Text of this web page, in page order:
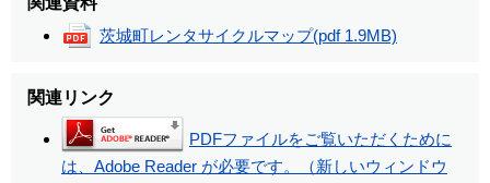
茨城町レンタサイクルマップ(pdf 1.9MB)
関連リンク
PDFファイルをご覧いただくために
は、Adobe Reader が必要です。（新しいウィンドウ